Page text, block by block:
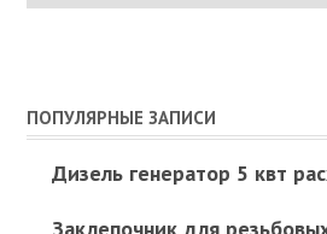
ПОПУЛЯРНЫЕ ЗАПИСИ
Дизель генератор 5 квт
Заклепочник для